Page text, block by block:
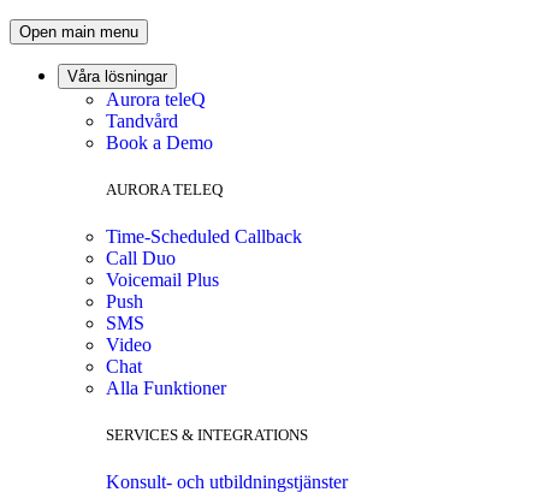
Open main menu
Våra lösningar
Aurora teleQ
Tandvård
Book a Demo
AURORA TELEQ
Time-Scheduled Callback
Call Duo
Voicemail Plus
Push
SMS
Video
Chat
Alla Funktioner
SERVICES & INTEGRATIONS
Konsult- och utbildningstjänster